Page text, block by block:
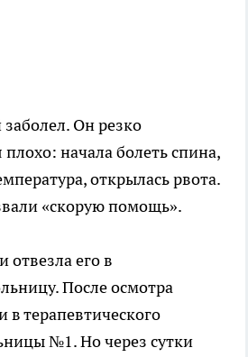
Он резко
плохо: начала болеть спина,
открылась рвота.
«скорую помощь».
отвезла его в
После осмотра
в терапевтического
№1. Но через сутки